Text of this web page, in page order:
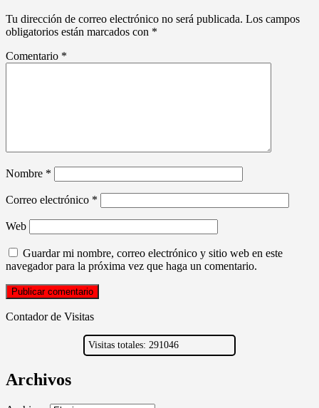
Tu dirección de correo electrónico no será publicada. Los campos
obligatorios están marcados con *
Comentario *
Nombre *
Correo electrónico *
Web
Guardar mi nombre, correo electrónico y sitio web en este
navegador para la próxima vez que haga un comentario.
Contador de Visitas
Visitas totales: 291046
Archivos